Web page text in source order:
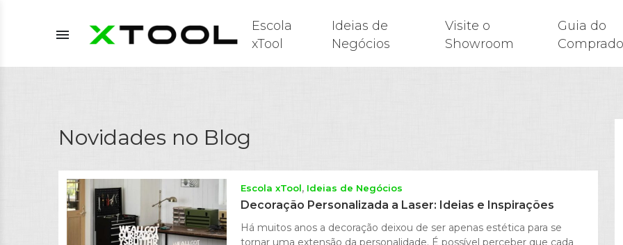
menu
Escola
xTool
Ideias de
Negócios
Visite o
Showroom
Guia do
Novidades no Blog
Escola xTool Ideias de Negócios
Decoração Personalizada a Laser: Ideias e Inspirações
Há muitos anos a decoração deixou de ser apenas estética para se
tornar uma extensão da personalidade. É possível perceber que cada